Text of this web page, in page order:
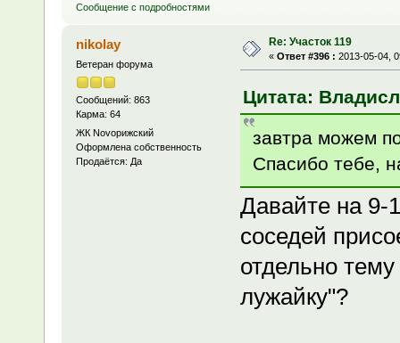
Сообщение с подробностями
nikolay
Ветеран форума
Сообщений: 863
Карма: 64
ЖК Novoрижский
Оформлена собственность
Продаётся: Да
Re: Участок 119
« Ответ #396 : 2013-05-04,
Цитата:
завтра можем
Спасибо тебе,
Давайте на 9-
соседей
отдельно
лужайку"?